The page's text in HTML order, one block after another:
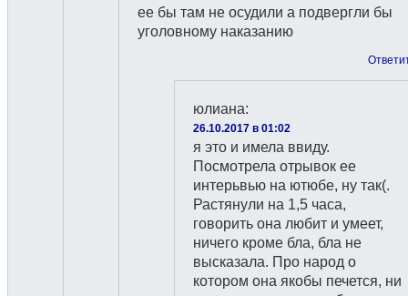
ее бы там не осудили а подвергли бы
уголовному наказанию
юлиана:
26.10.2017 в 01:02
я это и имела ввиду.
Посмотрела отрывок ее
интерьвью на ютюбе, ну так(.
Растянули на 1,5 часа,
говорить она любит и умеет,
ничего кроме бла, бла не
высказала. Про народ о
котором она якобы печется, ни